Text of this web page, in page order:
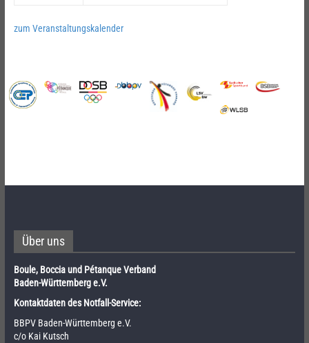
zum Veranstaltungskalender
Über uns
Boule, Boccia und Pétanque Verband
Baden-Württemberg e.V.
Kontaktdaten des Notfall-Service:
BBPV Baden-Württemberg e.V.
c/o Kai Kutsch